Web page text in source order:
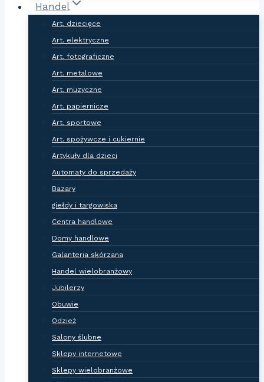
Handel
Art. dziecięce
Art. elektryczne
Art. fotograficzne
Art. metalowe
Art. muzyczne
Art. papiernicze
Art. sportowe
Art. spożywcze i cukiernie
Artykuły dla dzieci
Automaty do sprzedaży
Bazary
giełdy i targowiska
Centra handlowe
Domy handlowe
Galanteria skórzana
Handel wielobranżowy
Jubilerzy
Obuwie
Odzież
Salony ślubne
Sklepy internetowe
Sklepy wielobranżowe